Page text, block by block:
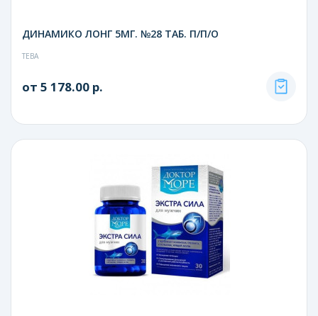
ДИНАМИКО ЛОНГ 5МГ. №28 ТАБ. П/П/О
ТЕВА
от 5 178.00 р.